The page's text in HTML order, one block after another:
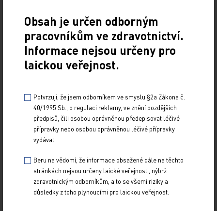
Kraj
Z NOVINEK
Obsah je určen odborným
pracovníkům ve zdravotnictví.
Informace nejsou určeny pro
laickou veřejnost.
Potvrzuji, že jsem odborníkem ve smyslu §2a Zákona č.
40/1995 Sb., o regulaci reklamy, ve znění pozdějších
předpisů, čili osobou oprávněnou předepisovat léčivé
přípravky nebo osobou oprávněnou léčivé přípravky
vydávat.
Beru na vědomí, že informace obsažené dále na těchto
stránkách nejsou určeny laické veřejnosti, nýbrž
zdravotnickým odborníkům, a to se všemi riziky a
důsledky z toho plynoucími pro laickou veřejnost.